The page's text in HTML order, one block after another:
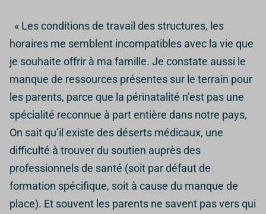
« Les conditions de travail des structures, les
horaires me semblent incompatibles avec la vie que
je souhaite offrir à ma famille. Je constate aussi le
manque de ressources présentes sur le terrain pour
les parents, parce que la périnatalité n’est pas une
spécialité reconnue à part entière dans notre pays,
On sait qu’il existe des déserts médicaux, une
difficulté à trouver du soutien auprès des
professionnels de santé (soit par défaut de
formation spécifique, soit à cause du manque de
place). Et souvent les parents ne savent pas vers qui